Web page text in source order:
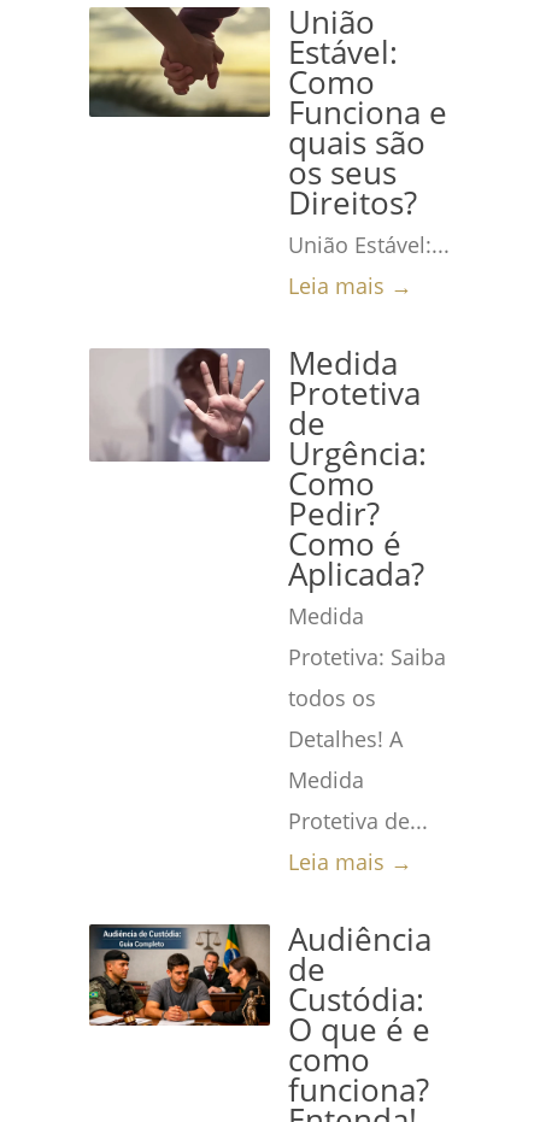
União
Estável:
Como
Funciona e
quais são
os seus
Direitos?
União Estável:...
Leia mais →
Medida
Protetiva
de
Urgência:
Como
Pedir?
Como é
Aplicada?
Medida
Protetiva: Saiba
todos os
Detalhes! A
Medida
Protetiva de...
Leia mais →
Audiência
de
Custódia:
O que é e
como
funciona?